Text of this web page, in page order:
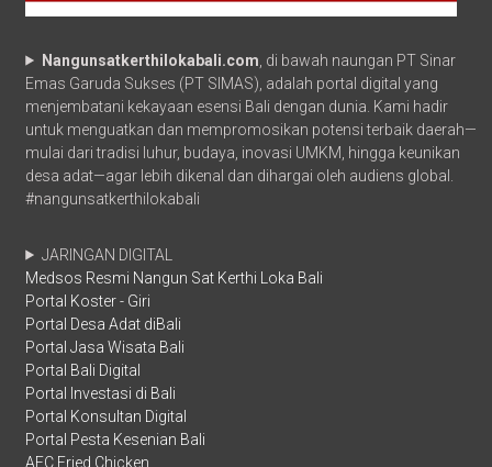
Nangunsatkerthilokabali.com , di bawah naungan PT Sinar
Emas Garuda Sukses (PT SIMAS), adalah portal digital yang
menjembatani kekayaan esensi Bali dengan dunia. Kami hadir
untuk menguatkan dan mempromosikan potensi terbaik daerah—
mulai dari tradisi luhur, budaya, inovasi UMKM, hingga keunikan
desa adat—agar lebih dikenal dan dihargai oleh audiens global.
#nangunsatkerthilokabali
JARINGAN DIGITAL
Medsos Resmi Nangun Sat Kerthi Loka Bali
Portal Koster - Giri
Portal Desa Adat diBali
Portal Jasa Wisata Bali
Portal Bali Digital
Portal Investasi di Bali
Portal Konsultan Digital
Portal Pesta Kesenian Bali
AFC Fried Chicken